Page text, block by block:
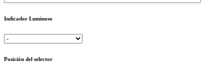
Indicador Luminoso
Posición del selector